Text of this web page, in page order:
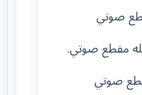
صوتي
مقطع صوتي.
صوتي